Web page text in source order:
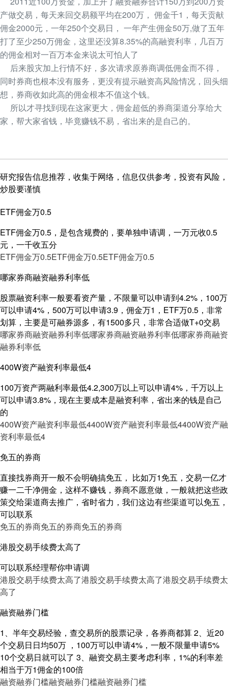
产做交易，每天来回交易额平均在200万， 佣金千1，每天贡献
佣金2000元，一年250个交易日， 一年产生佣金50万,做了五年
打了至少250万佣金，这里还没算8.35%的高融资利率，几百万
的佣金相对一百万本金来说太可怕人了
后来股灾加上行情不好，多次请求原券商调低佣金而不得，
同时券商也根本没有服务，更没有提示融资高风险情况，回头细
想，券商收如此高的佣金根本不值这个钱。
所以才寻找到现在这家更大，佣金超低的券商渠道分享给大
家，帮大家省钱，毕竟赚钱不易，省出来的是自己的。
研究报告信息推荐，收集于网络，信息仅供参考，投资有风险，
炒股要谨慎
ETF佣金万0.5
ETF佣金万0.5，是包含规费的，要单独申请调，一万元收0.5
元，一千收五分
ETF佣金万0.5ETF佣金万0.5ETF佣金万0.5
哪家券商融资融券利率低
股票融资利率一般要看资产量，不限量可以申请到4.2%，100万
可以申请4%，500万可以申请3.9，佣金万1，ETF万0.5，非常
划算，主要是可融券源多，有1500多只，非常合适做T+0交易
哪家券商融资融券利率低哪家券商融资融券利率低哪家券商融资
融券利率低
400W资产融资利率最低4
100万资产两融利率最低4.2,300万以上可以申请4%，千万以上
可以申请3.8%，现在主要成本是融资利率，省出来的钱是自己
的
400W资产融资利率最低4400W资产融资利率最低4400W资产融
资利率最低4
免五的券商
直接找券商开一般不会明确搞免五， 比如万1免五，交易一亿才
赚一二千净佣金，这样不赚钱，券商不愿意做，一般就把这些政
策交给渠道商去推广，省时省力，我们这边有些渠道可以免五，
可以联系
免五的券商免五的券商免五的券商
港股交易手续费太高了
可以联系经理帮你申请调
港股交易手续费太高了港股交易手续费太高了港股交易手续费太
高了
融资融券门槛
1、半年交易经验，查交易所的股票记录，各券商都算 2、近20
个交易日日均50万 ，100万可以申请4%，一般不限量申请5%
10个交易日就可以了 3、融资交易主要考虑利率，1%的利率差
相当于万1佣金的100倍
融资融券门槛融资融券门槛融资融券门槛